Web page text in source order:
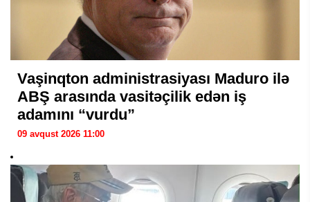
Vaşinqton administrasiyası Maduro ilə
ABŞ arasında vasitəçilik edən iş
adamını “vurdu”
09 avqust 2026 11:00